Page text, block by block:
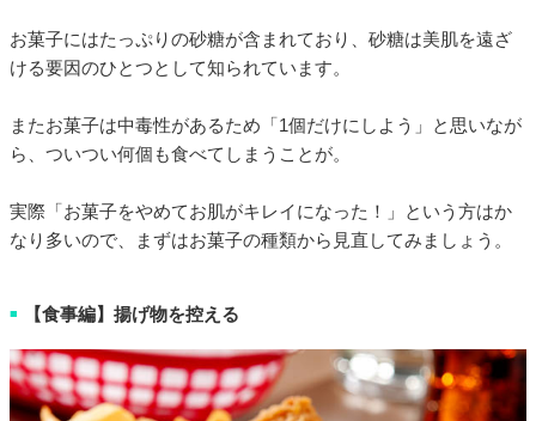
お菓子にはたっぷりの砂糖が含まれており、砂糖は美肌を遠ざ
ける要因のひとつとして知られています。
またお菓子は中毒性があるため「1個だけにしよう」と思いなが
ら、ついつい何個も食べてしまうことが。
実際「お菓子をやめてお肌がキレイになった！」という方はか
なり多いので、まずはお菓子の種類から見直してみましょう。
■ 【食事編】揚げ物を控える